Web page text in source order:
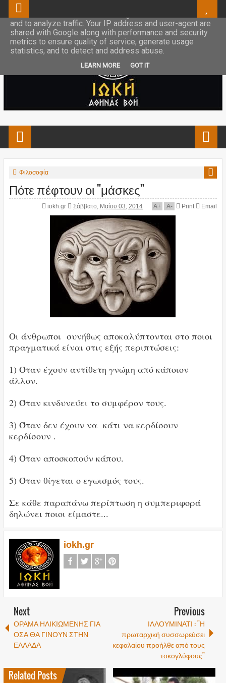
Φιλοσοφία
Πότε πέφτουν οι "μάσκες"
iokh.gr Σάββατο, Μαΐου 03, 2014 A+ A- Print Email
Οι άνθρωποι συνήθως αποκαλύπτονται στο ποιοι
πραγματικά είναι στις εξής περιπτώσεις:
1) Όταν έχουν αντίθετη γνώμη από κάποιον
άλλον.
2) Όταν κινδυνεύει το συμφέρον τους.
3) Όταν δεν έχουν να κάτι να κερδίσουν
κερδίσουν .
4) Όταν αποσκοπούν κάπου.
5) Όταν θίγεται ο εγωισμός τους.
Σε κάθε παραπάνω περίπτωση η συμπεριφορά
δηλώνει ποιοι είμαστε...
iokh.gr
Next
ΟΡΑΜΑ ΗΛΙΚΙΩΜΕΝΗΣ ΓΙΑ
ΟΣΑ ΘΑ ΓΙΝΟΥΝ ΣΤΗΝ
ΕΛΛΑΔΑ
Previous
ΙΛΛΟΥΜΙΝΑΤΙ : "Η
πρωταρχική συσσωρεύσει
κεφαλαίου προήλθε από τους
τοκογλύφους"
Related Posts
This site uses cookies from Google to deliver its services
and to analyze traffic. Your IP address and user-agent are
shared with Google along with performance and security
metrics to ensure quality of service, generate usage
statistics, and to detect and address abuse.
LEARN MORE GOT IT